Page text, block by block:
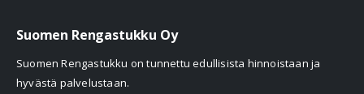
Suomen Rengastukku Oy
Suomen Rengastukku on tunnettu edullisista hinnoistaan ja
hyvästä palvelustaan.